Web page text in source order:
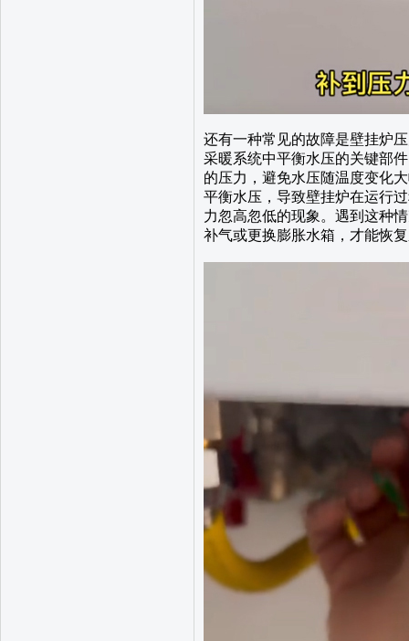
还有一种常见的故障是壁挂炉
采暖系统中平衡水压的关键部
的压力，避免水压随温度变化
平衡水压，导致壁挂炉在运行
力忽高忽低的现象。遇到这种
补气或更换膨胀水箱，才能恢